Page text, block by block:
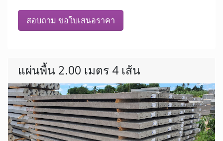
สอบถาม ขอใบเสนอราคา
แผ่นพื้น 2.00 เมตร 4 เส้น